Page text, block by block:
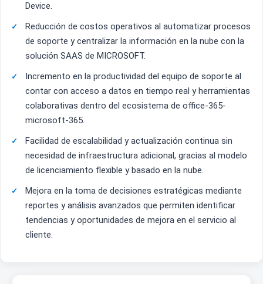
Device.
Reducción de costos operativos al automatizar procesos
de soporte y centralizar la información en la nube con la
solución SAAS de MICROSOFT.
Incremento en la productividad del equipo de soporte al
contar con acceso a datos en tiempo real y herramientas
colaborativas dentro del ecosistema de office-365-
microsoft-365.
Facilidad de escalabilidad y actualización continua sin
necesidad de infraestructura adicional, gracias al modelo
de licenciamiento flexible y basado en la nube.
Mejora en la toma de decisiones estratégicas mediante
reportes y análisis avanzados que permiten identificar
tendencias y oportunidades de mejora en el servicio al
cliente.